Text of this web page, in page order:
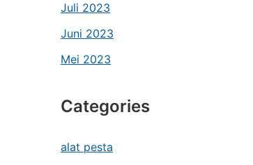
Juli 2023
Juni 2023
Mei 2023
Categories
alat pesta